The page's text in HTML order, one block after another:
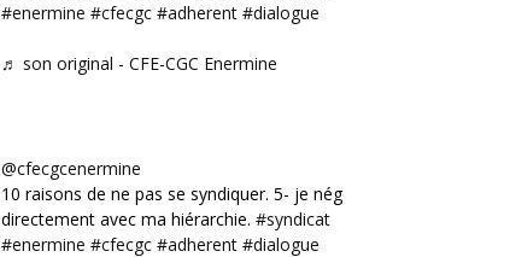
#enermine #cfecgc #adherent #dialogue
♬ son original - CFE-CGC Enermine
@cfecgcenermine
10 raisons de ne pas se syndiquer. 5- je négocie
directement avec ma hiérarchie. #syndicat
#enermine #cfecgc #adherent #dialogue